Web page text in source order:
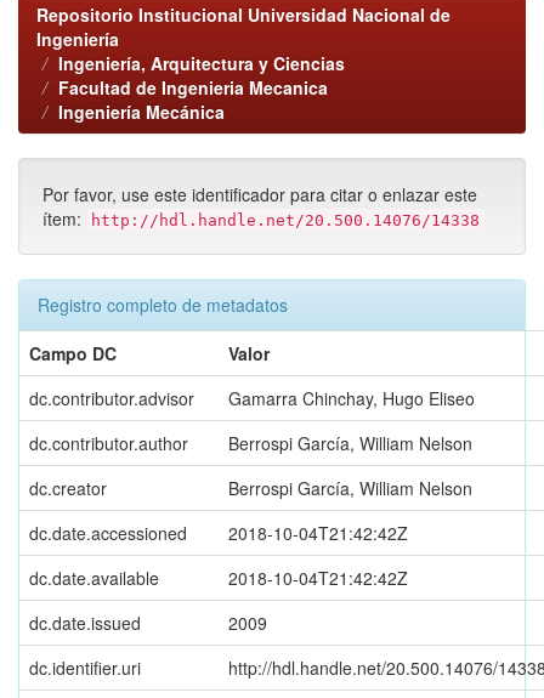
Repositorio Institucional Universidad Nacional de
Ingeniería
Ingeniería, Arquitectura y Ciencias
Facultad de Ingenieria Mecanica
Ingeniería Mecánica
Por favor, use este identificador para citar o enlazar este
ítem:
http://hdl.handle.net/20.500.14076/14338
Registro completo de metadatos
Campo DC
Valor
dc.contributor.advisor
Gamarra Chinchay, Hugo Eliseo
dc.contributor.author
Berrospi García, William Nelson
dc.creator
Berrospi García, William Nelson
dc.date.accessioned
2018-10-04T21:42:42Z
dc.date.available
2018-10-04T21:42:42Z
dc.date.issued
2009
dc.identifier.uri
http://hdl.handle.net/20.500.14076/